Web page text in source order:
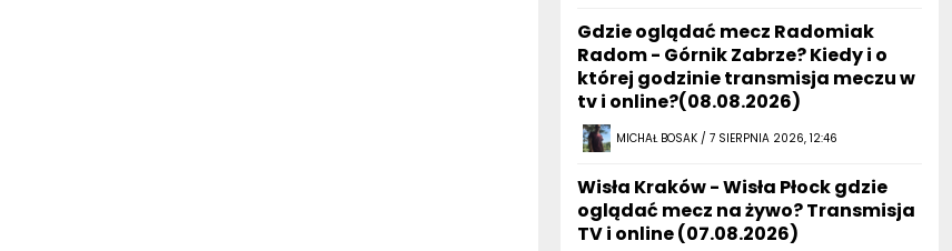
Gdzie oglądać mecz Radomiak
Radom - Górnik Zabrze? Kiedy i o
której godzinie transmisja meczu w
tv i online?(08.08.2026)
MICHAŁ BOSAK / 7 SIERPNIA 2026, 12:46
Wisła Kraków - Wisła Płock gdzie
oglądać mecz na żywo? Transmisja
TV i online (07.08.2026)